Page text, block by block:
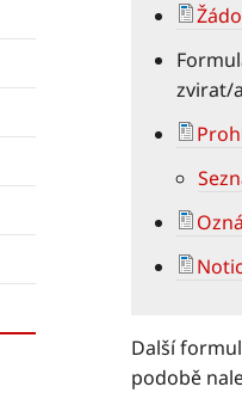
zvirat/
Další
podobě